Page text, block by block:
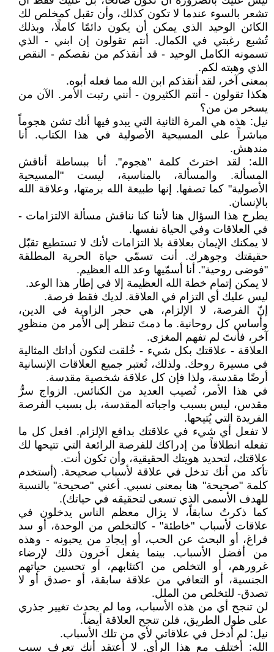
تشعر بالسوء عندما لا تكون كذلك، وأن تقبل كمخلص لك
الكائن الوحيد الذي يمكن أن يكون دائمًا كاملًا، وبذلك
تُشبع رغبتي في الكمال. أنتم تقولون إن ابني - الذي
تسمونه الكامل الوحيد - قد أنقذكم من نقصكم - النقص
الذي وهبته لكم.
بمعنى آخر، لقد أنقذكم ابن الله مما فعله أبوه.
هكذا تقولون - أنتم الكثيرون - أنني رتبت الأمر. الآن من
يسخر من من؟
نيل: هذه هي المرة الثانية التي يبدو فيها أنك تشن هجوماً
مباشراً على المسيحية الأصولية في هذا الكتاب. أنا
مندهش.
الله: لقد اخترتَ كلمة "هجوم". أنا ببساطة أناقش
المسألة. والمسألة، بالمناسبة، ليست "المسيحية
الأصولية" كما تصفها. إنها طبيعة الله برمتها، وعلاقة الله
بالإنسان.
يطرح هذا السؤال هنا لأننا كنا نناقش مسألة الالتزامات -
في العلاقات وفي الحياة نفسها.
لا يمكنك الإيمان بعلاقة بلا التزامات لأنك لا تستطيع تقبّل
حقيقتك وجوهرك. أنت تسمّي حياة الحرية المطلقة
"فوضى روحية". أنا أسمّيها وعد الله العظيم.
لا يمكن إتمام خطة الله العظيمة إلا في إطار هذا الوعد.
ليس عليك أي التزام في العلاقة. لديك فقط فرصة.
إنّ الفرصة، لا الإلزام، هي حجر الزاوية في الدين،
وأساس كل روحانية. ما دمتَ تنظر إلى الأمر من منظورٍ
آخر، فأنتَ لم تفهم المغزى.
العلاقة - علاقتك بكل شيء - خُلقت لتكون أداتك المثالية
في مسيرة روحك. ولذلك، تُعتبر جميع العلاقات الإنسانية
أرضًا مقدسة، ولذا فإن كل علاقة شخصية مقدسة.
في هذا الأمر، تُصيب العديد من الكنائس. الزواج سرٌّ
مقدس، ليس بسبب واجباته المقدسة، بل بسبب الفرصة
الفريدة التي يُتيحها.
لا تفعل أي شيء في علاقتك بدافع الإلزام. افعل كل ما
تفعله انطلاقاً من إدراكك للفرصة الرائعة التي تتيحها لك
علاقتك، لتحديد هويتك الحقيقية، وأن تكون أنت.
تأكد من أنك تدخل في علاقة لأسباب صحيحة. (أستخدم
كلمة "صحيحة" هنا بمعنى نسبي. أعني "صحيحة" بالنسبة
للهدف الأسمى الذي تسعى لتحقيقه في حياتك).
كما ذكرتُ سابقاً، لا يزال معظم الناس يدخلون في
علاقات لأسباب "خاطئة" - كالتخلص من الوحدة، أو سد
فراغ، أو البحث عن الحب، أو إيجاد من يحبونه - وهذه
من أفضل الأسباب. بينما يفعل آخرون ذلك لإرضاء
غرورهم، أو التخلص من اكتئابهم، أو تحسين حياتهم
الجنسية، أو التعافي من علاقة سابقة، أو -صدق أو لا
تصدق- للتخلص من الملل.
لن تنجح أي من هذه الأسباب، وما لم يحدث تغيير جذري
على طول الطريق، فلن تنجح العلاقة أيضاً.
نيل: لم أدخل في علاقاتي لأي من تلك الأسباب.
الله: أختلف مع هذا الرأي. لا أعتقد أنك تعرف سبب